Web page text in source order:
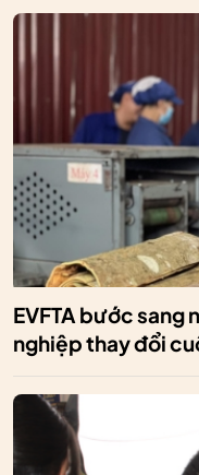
EVFTA bước sang
nghiệp thay đổi